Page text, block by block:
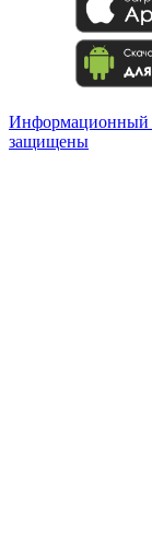
Информационный
защищены